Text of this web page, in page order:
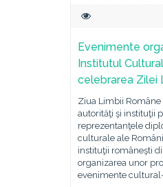
Evenimente
Institutul
celebrarea Zilei
Ziua Limbii
autorităţi şi instituţii
reprezentanţele
culturale ale
instituţii româneşti
organizarea unor
evenimente